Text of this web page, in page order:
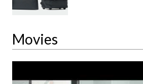
Movies